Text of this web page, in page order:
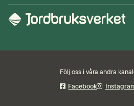
Följ oss i våra andra
Facebook